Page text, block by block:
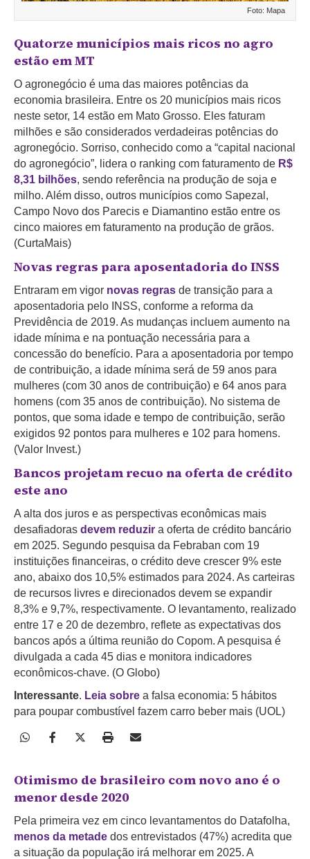
Foto: Mapa
Quatorze municípios mais ricos no agro
estão em MT
O agronegócio é uma das maiores potências da
economia brasileira. Entre os 20 municípios mais ricos
neste setor, 14 estão em Mato Grosso. Eles faturam
milhões e são considerados verdadeiras potências do
agronegócio. Sorriso, conhecido como a “capital nacional
do agronegócio”, lidera o ranking com faturamento de R$
8,31 bilhões, sendo referência na produção de soja e
milho. Além disso, outros municípios como Sapezal,
Campo Novo dos Parecis e Diamantino estão entre os
cinco maiores em faturamento na produção de grãos.
(CurtaMais)
Novas regras para aposentadoria do INSS
Entraram em vigor novas regras de transição para a
aposentadoria pelo INSS, conforme a reforma da
Previdência de 2019. As mudanças incluem aumento na
idade mínima e na pontuação necessária para a
concessão do benefício. Para a aposentadoria por tempo
de contribuição, a idade mínima será de 59 anos para
mulheres (com 30 anos de contribuição) e 64 anos para
homens (com 35 anos de contribuição). No sistema de
pontos, que soma idade e tempo de contribuição, serão
exigidos 92 pontos para mulheres e 102 para homens.
(Valor Invest.)
Bancos projetam recuo na oferta de crédito
este ano
A alta dos juros e as perspectivas econômicas mais
desafiadoras devem reduzir a oferta de crédito bancário
em 2025. Segundo pesquisa da Febraban com 19
instituições financeiras, o crédito deve crescer 9% este
ano, abaixo dos 10,5% estimados para 2024. As carteiras
de recursos livres e direcionados devem se expandir
8,3% e 9,7%, respectivamente. O levantamento, realizado
entre 17 e 20 de dezembro, reflete as expectativas dos
bancos após a última reunião do Copom. A pesquisa é
divulgada a cada 45 dias e monitora indicadores
econômicos-chave. (O Globo)
Interessante. Leia sobre a falsa economia: 5 hábitos
para poupar combustível fazem carro beber mais (UOL)
Otimismo de brasileiro com novo ano é o
menor desde 2020
Pela primeira vez em cinco levantamentos do Datafolha,
menos da metade dos entrevistados (47%) acredita que
a situação da população irá melhorar em 2025. A